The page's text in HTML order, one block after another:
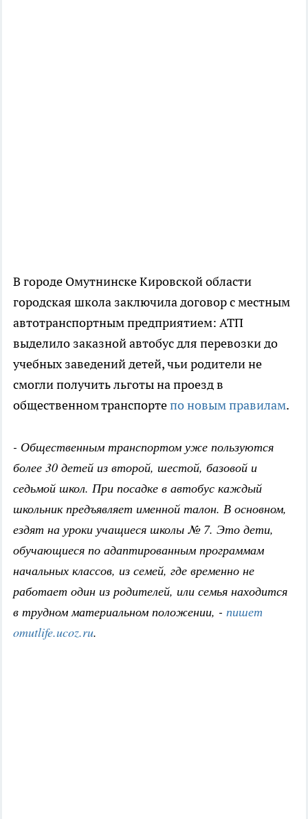
В городе Омутнинске Кировской области
городская школа заключила договор с местным
автотранспортным предприятием: АТП
выделило заказной автобус для перевозки до
учебных заведений детей, чьи родители не
смогли получить льготы на проезд в
общественном транспортепо новым правилам.
- Общественным транспортом уже пользуются
более 30 детей из второй, шестой, базовой и
седьмой школ. При посадке в автобус каждый
школьник предъявляет именной талон. В основном,
ездят на уроки учащиеся школы № 7. Это дети,
обучающиеся по адаптированным программам
начальных классов, из семей, где временно не
работает один из родителей, или семья находится
в трудном материальном положении, - пишет
omutlife.ucoz.ru.